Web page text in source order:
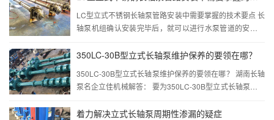
LC型立式不锈钢长轴泵管路安装中需要掌握的技术要点 长
轴泵机组确认安装完毕后，就可以进行水泵管道的安装。
号、质量好坏等是否符合施工要求，法兰、螺丝等...···
350LC-30B型立式长轴泵维护保养的要领在哪？
350LC-30B型立式长轴泵维护保养的要领在哪？ 湖南长轴
泵名企立佳机械解答： 要为350LC-30B型立式长轴泵进行
知彼百战不殆，要是我们对长...···
着力解决立式长轴泵周期性渗漏的疑症